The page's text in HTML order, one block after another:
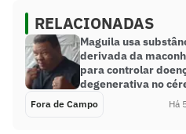
RELACIONADAS
Maguila usa
derivada da
para controlar
degenerativa no
Fora de Campo Há